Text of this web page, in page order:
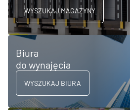
WYSZUKAJ MAGAZYNY
Biura
do wynajęcia
WYSZUKAJ BIURA